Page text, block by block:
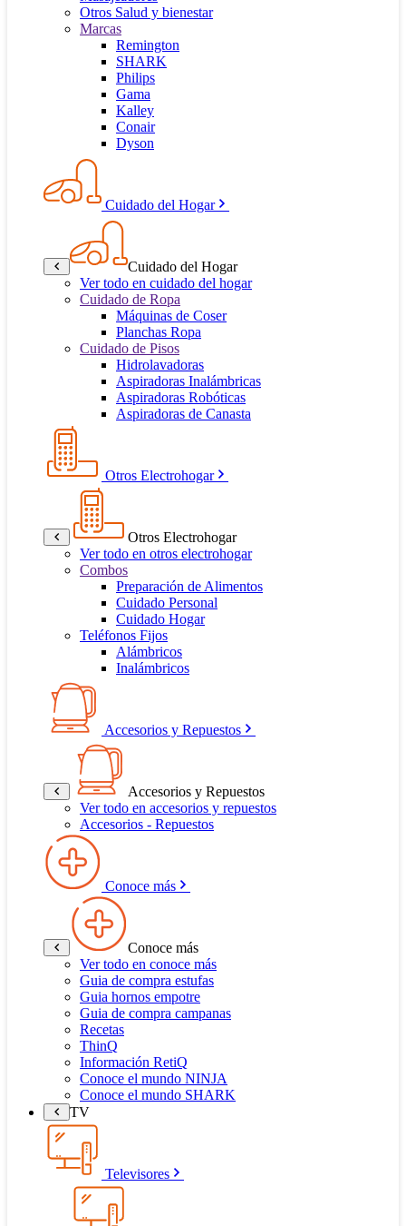
Otros Salud y bienestar
Marcas
Remington
SHARK
Philips
Gama
Kalley
Conair
Dyson
Cuidado del Hogar
Cuidado del Hogar
Ver todo en cuidado del hogar
Cuidado de Ropa
Máquinas de Coser
Planchas Ropa
Cuidado de Pisos
Hidrolavadoras
Aspiradoras Inalámbricas
Aspiradoras Robóticas
Aspiradoras de Canasta
Otros Electrohogar
Otros Electrohogar
Ver todo en otros electrohogar
Combos
Preparación de Alimentos
Cuidado Personal
Cuidado Hogar
Teléfonos Fijos
Alámbricos
Inalámbricos
Accesorios y Repuestos
Accesorios y Repuestos
Ver todo en accesorios y repuestos
Accesorios - Repuestos
Conoce más
Conoce más
Ver todo en conoce más
Guia de compra estufas
Guia hornos empotre
Guia de compra campanas
Recetas
ThinQ
Información RetiQ
Conoce el mundo NINJA
Conoce el mundo SHARK
TV
Televisores